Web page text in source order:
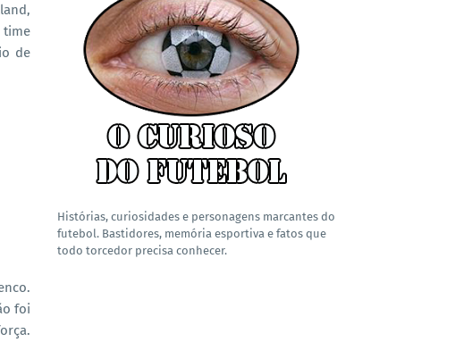
de
foi
Histórias, curiosidades e personagens marcantes do
futebol. Bastidores, memória esportiva e fatos que
todo torcedor precisa conhecer.